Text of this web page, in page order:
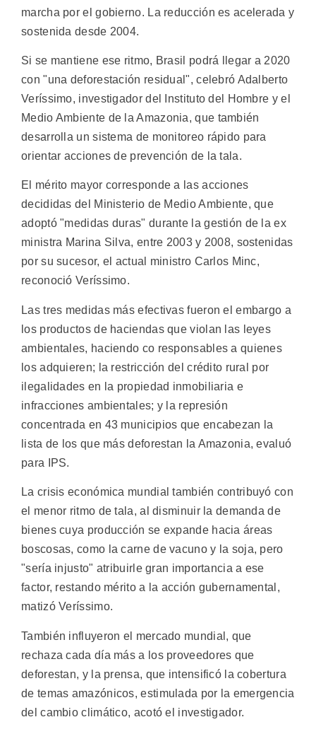
marcha por el gobierno. La reducción es acelerada y
sostenida desde 2004.
Si se mantiene ese ritmo, Brasil podrá llegar a 2020
con "una deforestación residual", celebró Adalberto
Veríssimo, investigador del Instituto del Hombre y el
Medio Ambiente de la Amazonia, que también
desarrolla un sistema de monitoreo rápido para
orientar acciones de prevención de la tala.
El mérito mayor corresponde a las acciones
decididas del Ministerio de Medio Ambiente, que
adoptó "medidas duras" durante la gestión de la ex
ministra Marina Silva, entre 2003 y 2008, sostenidas
por su sucesor, el actual ministro Carlos Minc,
reconoció Veríssimo.
Las tres medidas más efectivas fueron el embargo a
los productos de haciendas que violan las leyes
ambientales, haciendo co responsables a quienes
los adquieren; la restricción del crédito rural por
ilegalidades en la propiedad inmobiliaria e
infracciones ambientales; y la represión
concentrada en 43 municipios que encabezan la
lista de los que más deforestan la Amazonia, evaluó
para IPS.
La crisis económica mundial también contribuyó con
el menor ritmo de tala, al disminuir la demanda de
bienes cuya producción se expande hacia áreas
boscosas, como la carne de vacuno y la soja, pero
"sería injusto" atribuirle gran importancia a ese
factor, restando mérito a la acción gubernamental,
matizó Veríssimo.
También influyeron el mercado mundial, que
rechaza cada día más a los proveedores que
deforestan, y la prensa, que intensificó la cobertura
de temas amazónicos, estimulada por la emergencia
del cambio climático, acotó el investigador.